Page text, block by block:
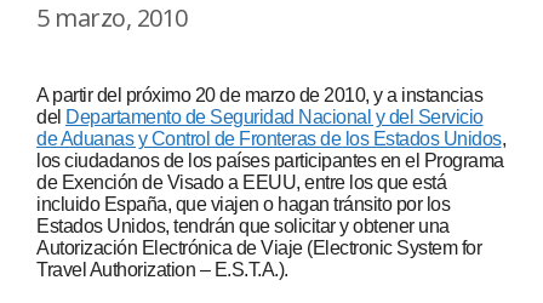
5 marzo, 2010
A partir del próximo 20 de marzo de 2010, y a instancias
del Departamento de Seguridad Nacional y del Servicio
de Aduanas y Control de Fronteras de los Estados Unidos,
los ciudadanos de los países participantes en el Programa
de Exención de Visado a EEUU, entre los que está
incluido España, que viajen o hagan tránsito por los
Estados Unidos, tendrán que solicitar y obtener una
Autorización Electrónica de Viaje (Electronic System for
Travel Authorization – E.S.T.A.).